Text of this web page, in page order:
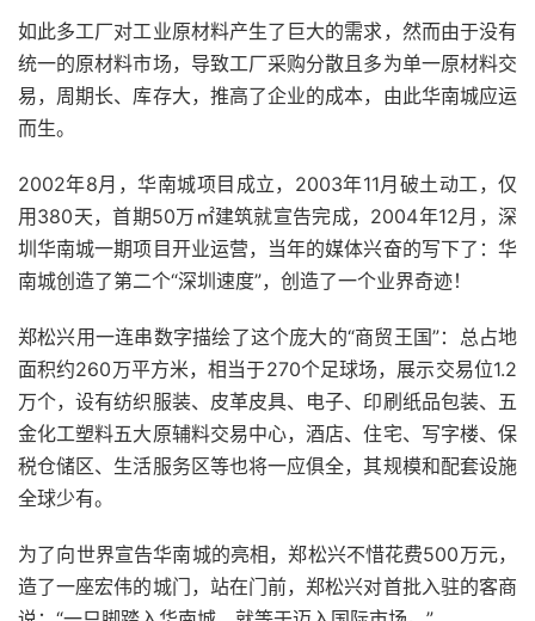
如此多工厂对工业原材料产生了巨大的需求，然而由于没有
统一的原材料市场，导致工厂采购分散且多为单一原材料交
易，周期长、库存大，推高了企业的成本，由此华南城应运
而生。
2002年8月，华南城项目成立，2003年11月破土动工，仅
用380天，首期50万㎡建筑就宣告完成，2004年12月，深
圳华南城一期项目开业运营，当年的媒体兴奋的写下了：华
南城创造了第二个“深圳速度”，创造了一个业界奇迹！
郑松兴用一连串数字描绘了这个庞大的“商贸王国”：总占地
面积约260万平方米，相当于270个足球场，展示交易位1.2
万个，设有纺织服装、皮革皮具、电子、印刷纸品包装、五
金化工塑料五大原辅料交易中心，酒店、住宅、写字楼、保
税仓储区、生活服务区等也将一应俱全，其规模和配套设施
全球少有。
为了向世界宣告华南城的亮相，郑松兴不惜花费500万元，
造了一座宏伟的城门，站在门前，郑松兴对首批入驻的客商